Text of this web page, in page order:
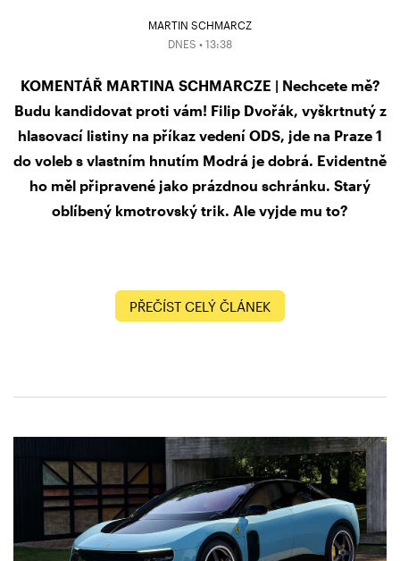
MARTIN SCHMARCZ
DNES • 13:38
KOMENTÁŘ MARTINA SCHMARCZE | Nechcete mě?
Budu kandidovat proti vám! Filip Dvořák, vyškrtnutý z
hlasovací listiny na příkaz vedení ODS, jde na Praze 1
do voleb s vlastním hnutím Modrá je dobrá. Evidentně
ho měl připravené jako prázdnou schránku. Starý
oblíbený kmotrovský trik. Ale vyjde mu to?
PŘEČÍST CELÝ ČLÁNEK